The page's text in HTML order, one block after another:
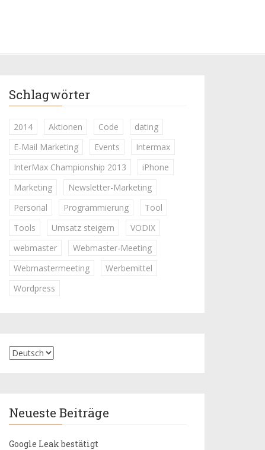
Schlagwörter
2014 Aktionen Code
dating
E-Mail Marketing
Events
Intermax
InterMax Championship 2013
iPhone
Marketing
Newsletter-Marketing
Personal
Programmierung
Tool
Tools
Umsatz steigern
VODIX
webmaster
Webmaster-Meeting
Webmastermeeting
Werbemittel
Wordpress
Neueste Beiträge
Google Leak bestätigt